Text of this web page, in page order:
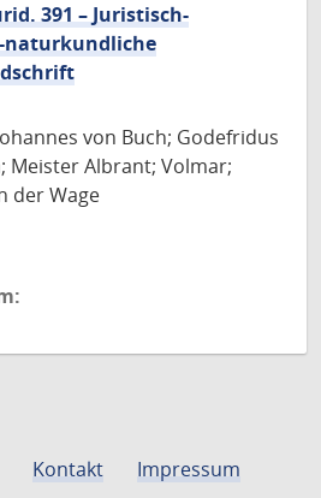
391 – Juristisch-
naturkundliche
von Buch; Godefridus
Meister Albrant; Volmar;
der Wage
Kontakt
Impressum